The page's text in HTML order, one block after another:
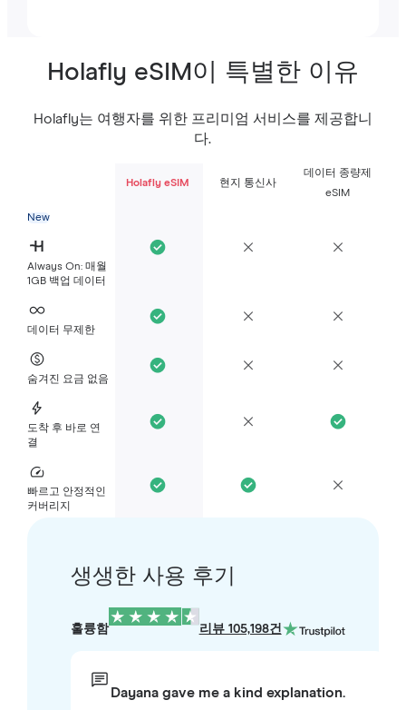
Holafly eSIM이 특별한 이유
Holafly는 여행자를 위한 프리미엄 서비스를 제공합니
다.
Holafly eSIM 현지 통신사
데이터 종량제
eSIM
New
Always On: 매월
1GB 백업 데이터
데이터 무제한
숨겨진 요금 없음
도착 후 바로 연
결
빠르고 안정적인
커버리지
생생한 사용 후기
훌륭함 리뷰 105,198건
Dayana gave me a kind explanation.